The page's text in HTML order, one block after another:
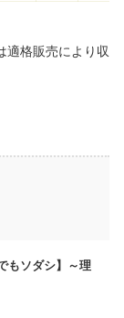
格販売により収
もソダシ】～理